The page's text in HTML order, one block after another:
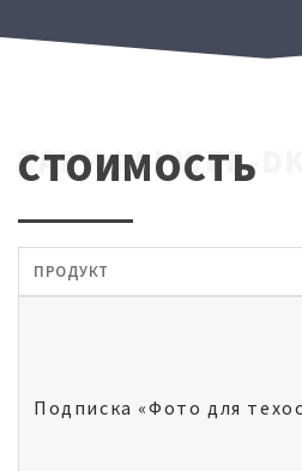
СТОИМОСТЬ
ТАРИФЫ WEB-DK
ПРОДУКТ
Подписка «Фото для